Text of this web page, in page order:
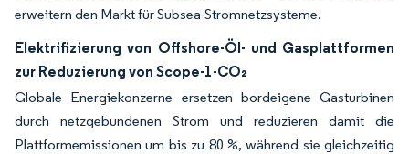
erweitern den Markt für Subsea-Stromnetzsysteme.
Elektrifizierung von Offshore-Öl- und Gasplattformen
zur Reduzierung von Scope-1-CO₂
Globale Energiekonzerne ersetzen bordeigene Gasturbinen
durch netzgebundenen Strom und reduzieren damit die
Plattformemissionen um bis zu 80 %, während sie gleichzeitig